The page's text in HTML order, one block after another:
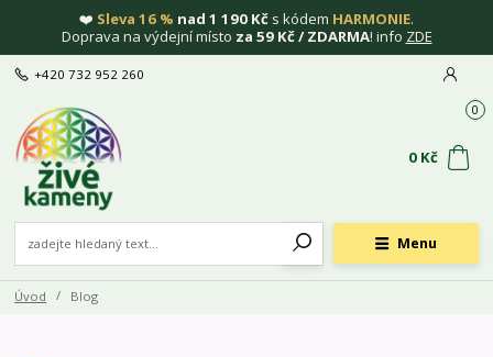
❤️ Sleva 16 % nad 1 190 Kč s kódem HARMONIE.
Doprava na výdejní místo za 59 Kč / ZDARMA! info ZDE
Menu
+420 732 952 260
0
0 Kč
Úvod Blog